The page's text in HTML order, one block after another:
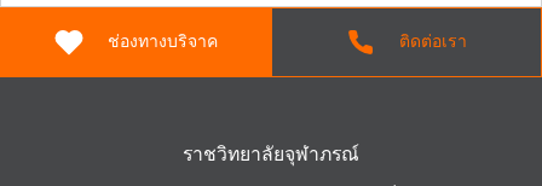
ช่องทางบริจาค ติดต่อเรา
ราชวิทยาลัยจุฬาภรณ์